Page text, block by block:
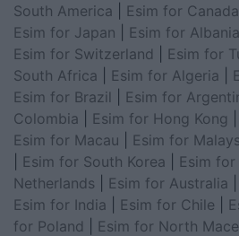
South America
Esim for Canada
Esim for Japan
Esim for Albania
Esim for Switzerland
Esim for
South Africa
Esim for Algeria
Esim for Brazil
Esim for
Colombia
Esim for Hong Kong
Esim for Macau
Esim for
Esim for South Korea Esim
Netherlands
Esim for Australia
Esim for India
Esim for Chile
for Poland
Esim for North